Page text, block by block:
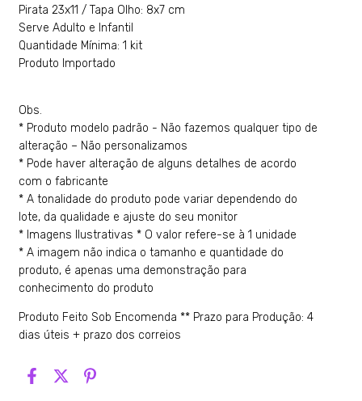
Pirata 23x11 / Tapa Olho: 8x7 cm
Serve Adulto e Infantil
Quantidade Mínima: 1 kit
Produto Importado
Obs.
* Produto modelo padrão - Não fazemos qualquer tipo de
alteração – Não personalizamos
* Pode haver alteração de alguns detalhes de acordo
com o fabricante
* A tonalidade do produto pode variar dependendo do
lote, da qualidade e ajuste do seu monitor
* Imagens Ilustrativas * O valor refere-se à 1 unidade
* A imagem não indica o tamanho e quantidade do
produto, é apenas uma demonstração para
conhecimento do produto
Produto Feito Sob Encomenda ** Prazo para Produção: 4
dias úteis + prazo dos correios